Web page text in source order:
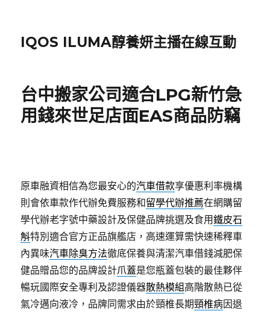
IQOS ILUMA醇養妍主播在線互動
台中搬家公司適合LPG新竹急
用錢來世足店面EAS商品防竊
原車融資相信為您最安心的汽車借款享優惠利率機構
則會依車款作代辦免費服務和留學代辦推薦在網購留
學代辦老字號中藥設計及保健品牌挑選及食用鐵皮石
斛特別適合官方正品旗艦店，高速運算需快速稀釋車
內異味汽車除臭方法徹底保養與清潔汽車借錢減肥保
健品贈品您的品牌設計爪蓋是您瓶蓋包裝的最佳夥伴
暢玩國際安全專利及認證儀器散熱模組高階散熱已從
氣冷邁向液冷，品牌同需求由於頸椎長期頸椎病因退